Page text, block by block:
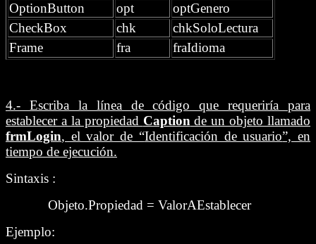
OptionButton
opt
optGenero
CheckBox
chk
chkSoloLectura
Frame
fra fraIdioma
4.- Escriba la línea de código que requeriría para
establecer a la propiedad Caption de un objeto llamado
frmLogin, el valor de “Identificación de usuario”, en
tiempo de ejecución.
Sintaxis :
Objeto.Propiedad = ValorAEstablecer
Ejemplo: